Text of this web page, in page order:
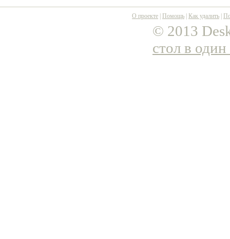
О проекте Помощь Как удалить
© 2013
стол в